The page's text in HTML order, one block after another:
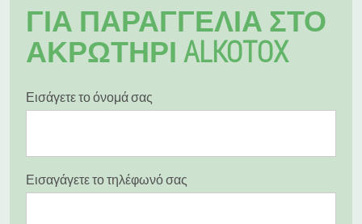
ΓΙΑ ΠΑΡΑΓΓΕΛΊΑ ΣΤΟ
ΑΚΡΩΤΉΡΙ ALKOTOX
Εισάγετε το όνομά σας
Εισαγάγετε το τηλέφωνό σας